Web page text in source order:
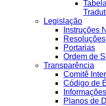
Legislação
Instruções
Resoluções
Portarias
Ordem de
Transparência
Comitê
Código de
Planos de